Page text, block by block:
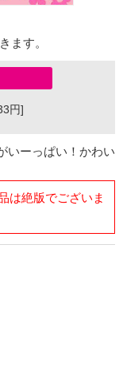
ます。
円]
いーっぱい！かわい
は絶版でございま